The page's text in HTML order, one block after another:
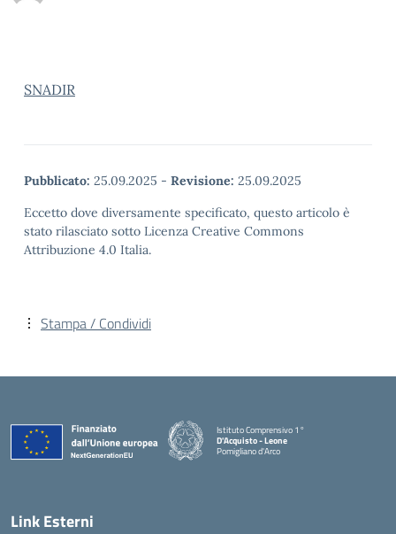
SNADIR
Pubblicato: 25.09.2025 - Revisione: 25.09.2025
Eccetto dove diversamente specificato, questo articolo è
stato rilasciato sotto Licenza Creative Commons
Attribuzione 4.0 Italia.
Stampa / Condividi
Istituto Comprensivo 1°
D'Acquisto - Leone
Pomigliano d'Arco
— Visita la pagina iniziale della scuola
Link Esterni